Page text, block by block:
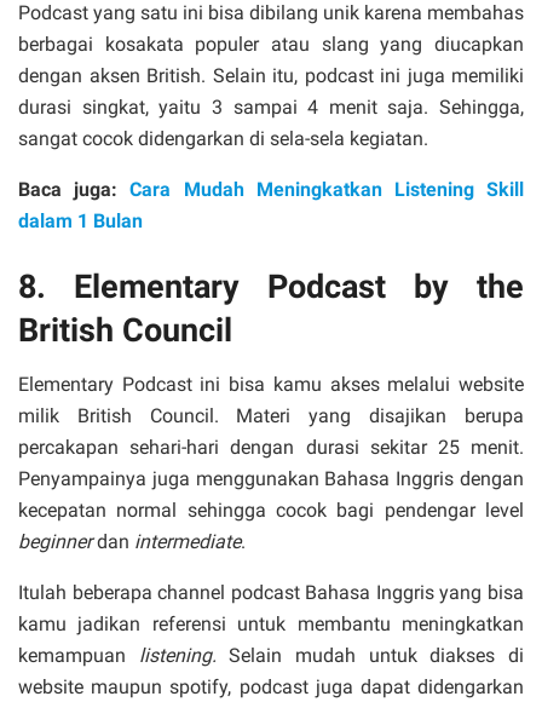
Podcast yang satu ini bisa dibilang unik karena membahas
berbagai kosakata populer atau slang yang diucapkan
dengan aksen British. Selain itu, podcast ini juga memiliki
durasi singkat, yaitu 3 sampai 4 menit saja. Sehingga,
sangat cocok didengarkan di sela-sela kegiatan.
Baca juga:Cara Mudah Meningkatkan Listening Skill
dalam 1 Bulan
8. Elementary Podcast by the
British Council
Elementary Podcast ini bisa kamu akses melalui website
milik British Council. Materi yang disajikan berupa
percakapan sehari-hari dengan durasi sekitar 25 menit.
Penyampainya juga menggunakan Bahasa Inggris dengan
kecepatan normal sehingga cocok bagi pendengar level
beginnerdan intermediate.
Itulah beberapa channel podcast Bahasa Inggris yang bisa
kamu jadikan referensi untuk membantu meningkatkan
kemampuan listening. Selain mudah untuk diakses di
website maupun spotify, podcast juga dapat didengarkan